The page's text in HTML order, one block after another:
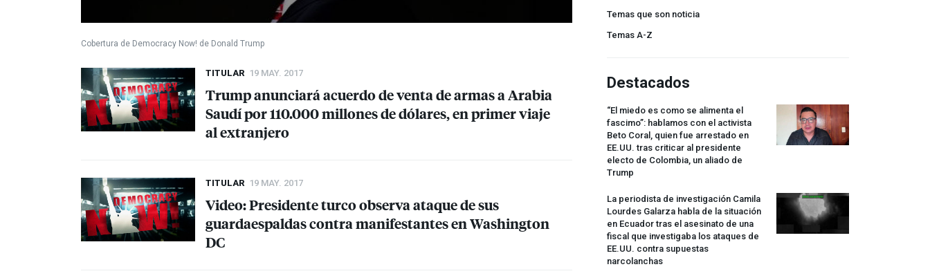
Cobertura de Democracy Now! de Donald Trump
TITULAR 19 MAY. 2017
Trump anunciará acuerdo de venta de armas a Arabia
Saudí por 110.000 millones de dólares, en primer viaje
al extranjero
TITULAR 19 MAY. 2017
Video: Presidente turco observa ataque de sus
guardaespaldas contra manifestantes en Washington
DC
Temas que son noticia
Temas A-Z
Destacados
“El miedo es como se alimenta el
fascimo”: hablamos con el activista
Beto Coral, quien fue arrestado en
EE.UU. tras criticar al presidente
electo de Colombia, un aliado de
Trump
La periodista de investigación Camila
Lourdes Galarza habla de la situación
en Ecuador tras el asesinato de una
fiscal que investigaba los ataques de
EE.UU. contra supuestas
narcolanchas